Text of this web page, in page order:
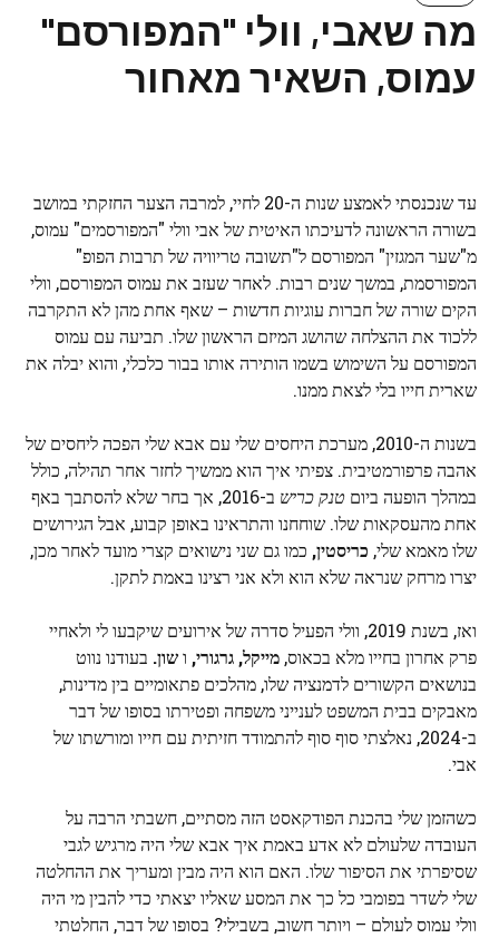
מה שאבי, וולי "המפורסם"
עמוס, השאיר מאחור
עד שנכנסתי לאמצע שנות ה-20 לחיי, למרבה הצער החזקתי במושב
בשורה הראשונה לדעיכתו האיטית של אבי וולי "המפורסמים" עמוס,
מ"שער המגזין" המפורסם ל"תשובה טריוויה של תרבות הפופ"
המפורסמת, במשך שנים רבות. לאחר שעזב את עמוס המפורסם, וולי
הקים שורה של חברות עוגיות חדשות – שאף אחת מהן לא התקרבה
ללכוד את ההצלחה שהושג המיזם הראשון שלו. תביעה עם עמוס
המפורסם על השימוש בשמו הותירה אותו בבור כלכלי, והוא יבלה את
שארית חייו בלי לצאת ממנו.
בשנות ה-2010, מערכת היחסים שלי עם אבא שלי הפכה ליחסים של
אהבה פרפורמטיבית. צפיתי איך הוא ממשיך לחזר אחר תהילה, כולל
במהלך הופעה ביום טנק כריש
ב-2016, אך בחר שלא להסתבך באף
אחת מהעסקאות שלו. שוחחנו והתראינו באופן קבוע, אבל הגירושים
שלו מאמא שלי, כריסטין, כמו גם שני נישואים קצרי מועד לאחר מכן,
יצרו מרחק שנראה שלא הוא ולא אני רצינו באמת לתקן.
ואז, בשנת 2019, וולי הפעיל סדרה של אירועים שיקבעו לי ולאחיי
פרק אחרון בחייו מלא בכאוס, מייקל, גרגורי, ושון. בעודנו נווט
בנושאים הקשורים לדמנציה שלו, מהלכים פתאומיים בין מדינות,
מאבקים בבית המשפט לענייני משפחה ופטירתו בסופו של דבר
ב-2024, נאלצתי סוף סוף להתמודד חזיתית עם חייו ומורשתו של
אבי.
כשהזמן שלי בהכנת הפודקאסט הזה מסתיים, חשבתי הרבה על
העובדה שלעולם לא אדע באמת איך אבא שלי היה מרגיש לגבי
שסיפרתי את הסיפור שלו. האם הוא היה מבין ומעריך את ההחלטה
שלי לשדר בפומבי כל כך את המסע שאליו יצאתי כדי להבין מי היה
וולי עמוס לעולם – ויותר חשוב, בשבילי? בסופו של דבר, החלטתי